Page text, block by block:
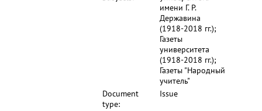
имени Г. Р.
Державина
(1918-2018 гг.);
Газеты
университета
(1918-2018 гг.);
Газеты "Народный
учитель"
Document
type:
Issue